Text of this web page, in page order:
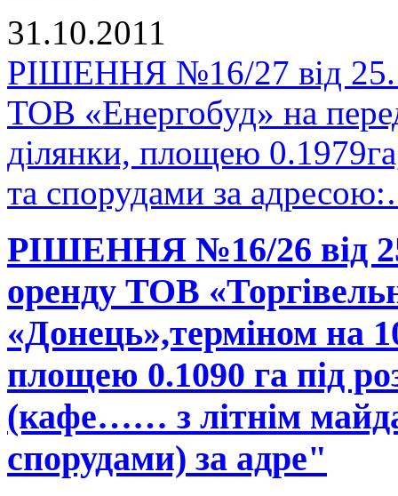
31.10.2011
РІШЕННЯ №16/27 від
ТОВ «Енергобуд» на
ділянки, площею
та спорудами за
РІШЕННЯ №16/26 від
оренду ТОВ
«Донець»,терміном на
площею 0.1090 га під
(кафе…… з літнім
спорудами) за адре"